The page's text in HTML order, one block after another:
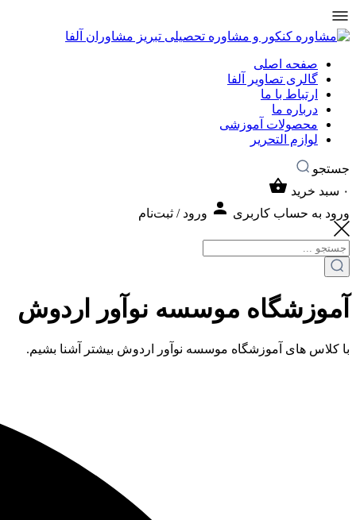
صفحه اصلی
گالری تصاویر آلفا
ارتباط با ما
درباره ما
محصولات آموزشی
لوازم التحریر
جستجو
۰ سبد خرید
ورود به حساب کاربری
ورود / ثبت‌نام
آموزشگاه موسسه نوآور اردوش
با کلاس های آموزشگاه موسسه نوآور اردوش بیشتر آشنا بشیم.